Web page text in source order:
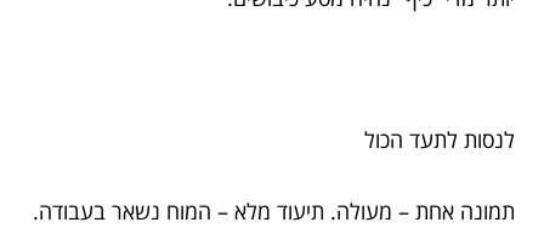
לנסות לתעד הכול
תמונה אחת – מעולה. תיעוד מלא – המוח נשאר בעבודה.